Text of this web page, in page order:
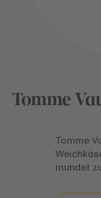
Tomme
Tomme
mundet